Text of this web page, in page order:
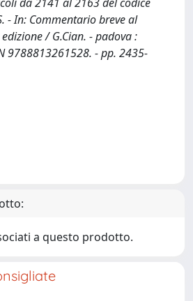
- In: Commentario breve al
/ G.Cian. - padova :
9788813261528. - pp. 2435-
a questo prodotto.